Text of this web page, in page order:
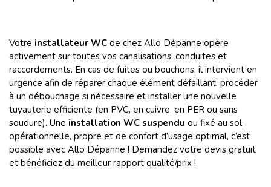
Votre installateur WC de chez Allo Dépanne opère
activement sur toutes vos canalisations, conduites et
raccordements. En cas de fuites ou bouchons, il intervient en
urgence afin de réparer chaque élément défaillant, procéder
à un débouchage si nécessaire et installer une nouvelle
tuyauterie efficiente (en PVC, en cuivre, en PER ou sans
soudure). Une installation WC suspendu ou fixé au sol,
opérationnelle, propre et de confort d’usage optimal, c’est
possible avec Allo Dépanne ! Demandez votre devis gratuit
et bénéficiez du meilleur rapport qualité/prix !